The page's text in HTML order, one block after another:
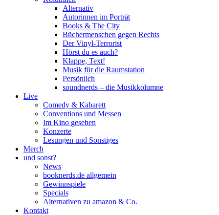
Alternativ
Autorinnen im Porträt
Books & The City
Büchermenschen gegen Rechts
Der Vinyl-Terrorist
Hörst du es auch?
Klappe, Text!
Musik für die Raumstation
Persönlich
soundnerds – die Musikkolumne
Live
Comedy & Kabarett
Conventions und Messen
Im Kino gesehen
Konzerte
Lesungen und Sonstiges
Merch
und sonst?
News
booknerds.de allgemein
Gewinnspiele
Specials
Alternativen zu amazon & Co.
Kontakt